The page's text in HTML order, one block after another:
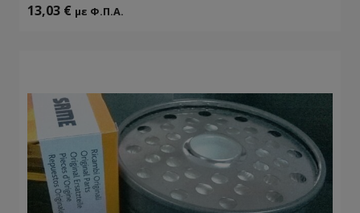
13,03 € με Φ.Π.Α.